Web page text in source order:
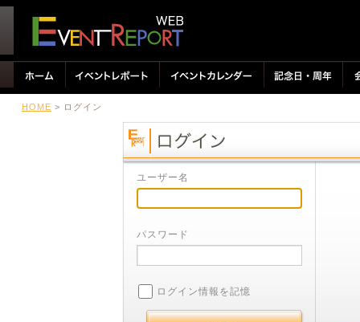
HOME > ログイン
ユーザー名
パスワード
ログイン情報を記憶